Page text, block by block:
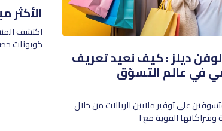
ديلز : كيف نعيد تعريف
في عالم التسوّق
على توفير ملايين الريالات من خلال
وشراكاتها القوية مع ا
الأكثر
كوبونات